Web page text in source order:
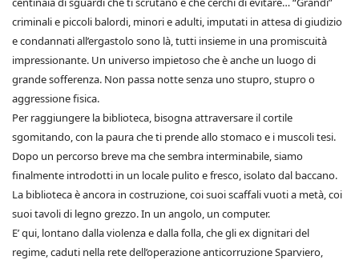
criminali e piccoli balordi, minori e adulti, imputati in attesa di giudizio
e condannati all’ergastolo sono là, tutti insieme in una promiscuità
impressionante. Un universo impietoso che è anche un luogo di
grande sofferenza. Non passa notte senza uno stupro, stupro o
aggressione fisica.
Per raggiungere la biblioteca, bisogna attraversare il cortile
sgomitando, con la paura che ti prende allo stomaco e i muscoli tesi.
Dopo un percorso breve ma che sembra interminabile, siamo
finalmente introdotti in un locale pulito e fresco, isolato dal baccano.
La biblioteca è ancora in costruzione, coi suoi scaffali vuoti a metà, coi
suoi tavoli di legno grezzo. In un angolo, un computer.
E’ qui, lontano dalla violenza e dalla folla, che gli ex dignitari del
regime, caduti nella rete dell’operazione anticorruzione Sparviero,